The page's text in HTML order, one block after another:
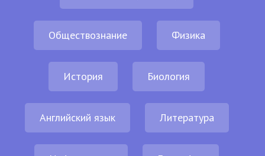
Обществознание Физика
История Биология
Английский язык Литература